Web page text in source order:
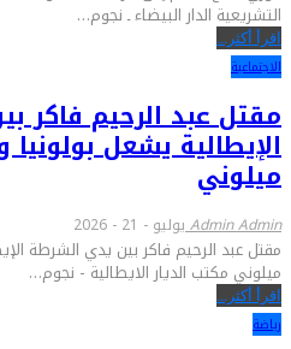
التشريعية الدار البيضاء ـ نجوم…
اقرأ أكثر...
الاجتماعية
مقتل عبد الرحيم فاكر
الإيطالية يشعل
ميلوني
Admin Admin يوليو - 21 - 2026
مقتل عبد الرحيم فاكر بين يدي الشرطة
ميلوني مكتب الديار الايطالية - نجوم…
اقرأ أكثر...
رياضة